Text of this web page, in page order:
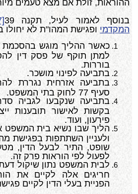
ההוראות, זולת אם מצא טעמים
בנוסף לאמור לעיל, תקנה 39
המקדמי ופגישת המהו"ת לא
כאשר ההליך מוגש בהסכמת
למתן תוקף של פסק דין
בוררות.
בתביעה לפינוי מושכר.
בתביעה אזרחית נגררת
סעיף 77 לחוק בתי המשפט.
בתביעה שנקבעו לגביה
בקשות לאישור תובענות
פירעון, ועוד.
הליך שבו נשיא בית המשפט
ולעניין השתתפות בפגישת
שופט, התיר לבעל הדין,
לפעול לפי הוראות פרק זה.
לבית המשפט נתון שיקול
חריגים אלה לקיים את
הפניית בעלי הדין לקיים